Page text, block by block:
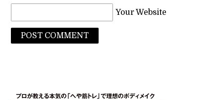
Your Website